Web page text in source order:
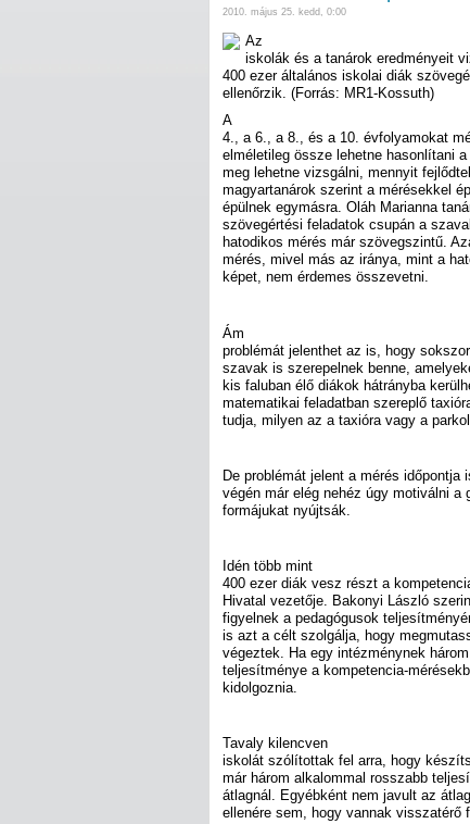
2010. május 25. kedd, 0:00
Az
iskolák és a tanárok eredményeit
400 ezer általános iskolai diák
ellenőrzik. (Forrás: MR1-Kossuth)
A
4., a 6., a 8., és a 10. évfolyamokat
elméletileg össze lehetne hasonlítani
meg lehetne vizsgálni, mennyit
magyartanárok szerint a mérésekkel
épülnek egymásra. Oláh Marianna
szövegértési feladatok csupán a
hatodikos mérés már szövegszintű.
mérés, mivel más az iránya, mint a
képet, nem érdemes összevetni.
Ám
problémát jelenthet az is, hogy
szavak is szerepelnek benne,
kis faluban élő diákok hátrányba
matematikai feladatban szereplő
tudja, milyen az a taxióra vagy a
De problémát jelent a mérés időpontja
végén már elég nehéz úgy motiválni a
formájukat nyújtsák.
Idén több mint
400 ezer diák vesz részt a
Hivatal vezetője. Bakonyi László
figyelnek a pedagógusok
is azt a célt szolgálja, hogy
végeztek. Ha egy intézménynek
teljesítménye a kompetencia-
kidolgoznia.
Tavaly kilencven
iskolát szólítottak fel arra, hogy
már három alkalommal rosszabb
átlagnál. Egyébként nem javult az
ellenére sem, hogy vannak visszatérő